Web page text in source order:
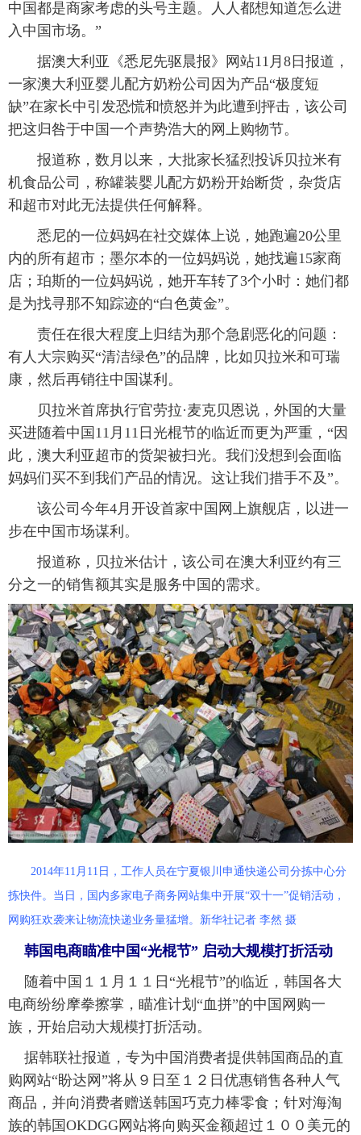
中国都是商家考虑的头号主题。人人都想知道怎么进
入中国市场。”
据澳大利亚《悉尼先驱晨报》网站11月8日报道，
一家澳大利亚婴儿配方奶粉公司因为产品“极度短
缺”在家长中引发恐慌和愤怒并为此遭到抨击，该公司
把这归咎于中国一个声势浩大的网上购物节。
报道称，数月以来，大批家长猛烈投诉贝拉米有
机食品公司，称罐装婴儿配方奶粉开始断货，杂货店
和超市对此无法提供任何解释。
悉尼的一位妈妈在社交媒体上说，她跑遍20公里
内的所有超市；墨尔本的一位妈妈说，她找遍15家商
店；珀斯的一位妈妈说，她开车转了3个小时：她们都
是为找寻那不知踪迹的“白色黄金”。
责任在很大程度上归结为那个急剧恶化的问题：
有人大宗购买“清洁绿色”的品牌，比如贝拉米和可瑞
康，然后再销往中国谋利。
贝拉米首席执行官劳拉·麦克贝恩说，外国的大量
买进随着中国11月11日光棍节的临近而更为严重，“因
此，澳大利亚超市的货架被扫光。我们没想到会面临
妈妈们买不到我们产品的情况。这让我们措手不及”。
该公司今年4月开设首家中国网上旗舰店，以进一
步在中国市场谋利。
报道称，贝拉米估计，该公司在澳大利亚约有三
分之一的销售额其实是服务中国的需求。
2014年11月11日，工作人员在宁夏银川申通快递公司分拣中心分
拣快件。当日，国内多家电子商务网站集中开展“双十一”促销活动，
网购狂欢袭来让物流快递业务量猛增。新华社记者 李然 摄
韩国电商瞄准中国“光棍节” 启动大规模打折活动
随着中国１１月１１日“光棍节”的临近，韩国各大
电商纷纷摩拳擦掌，瞄准计划“血拼”的中国网购一
族，开始启动大规模打折活动。
据韩联社报道，专为中国消费者提供韩国商品的直
购网站“盼达网”将从９日至１２日优惠销售各种人气
商品，并向消费者赠送韩国巧克力棒零食；针对海淘
族的韩国OKDGG网站将向购买金额超过１００美元的